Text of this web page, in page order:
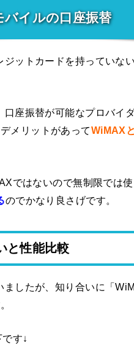
イルの口座振替
ットカードを持っていな
座振替が可能なプロバイ
メリットがあってWiMAX
ではないので無制限では使
のでかなり良さげです。
と性能比較
したが、知り合いに「
す↓